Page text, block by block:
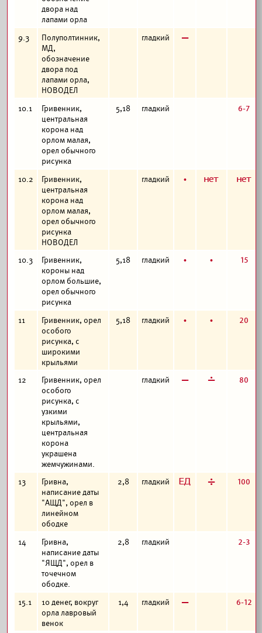
двора над
лапами орла
9.3
Полуполтинник,
МД,
обозначение
двора под
лапами орла,
НОВОДЕЛ
гладкий в
10.1
Гривенник,
центральная
корона над
орлом малая,
орел обычного
рисунка
5,18 гладкий 6-7
10.2
Гривенник,
центральная
корона над
орлом малая,
орел обычного
рисунка
НОВОДЕЛ
гладкий б а а
10.3
Гривенник,
короны над
орлом большие,
орел обычного
рисунка
5,18 гладкий б б 15
11
Гривенник, орел
особого
рисунка, с
широкими
крыльями
5,18 гладкий б б 20
12
Гривенник, орел
особого
рисунка, с
узкими
крыльями,
центральная
корона
украшена
жемчужинами.
гладкий в г 80
13
Гривна,
написание даты
"АЩД", орел в
линейном
ободке
2,8 гладкий з д 100
14
Гривна,
написание даты
"ЯЩД", орел в
точечном
ободке.
2,8 гладкий 2-3
15.1
10 денег, вокруг
орла лавровый
венок
1,4 гладкий в 6-12